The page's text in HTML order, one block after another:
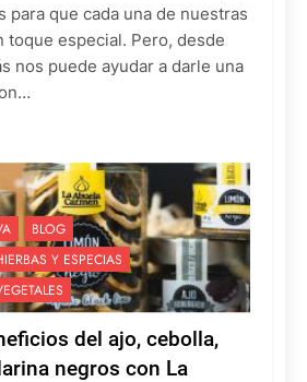
para que cada una de nuestras
toque especial. Pero, desde
nos puede ayudar a darle una
BLOG
Y ESPECIAS
del ajo, cebolla,
negros con La